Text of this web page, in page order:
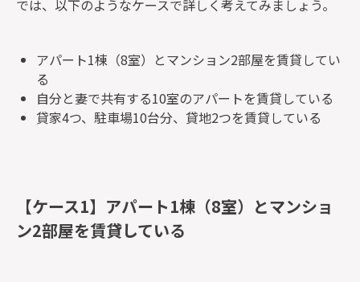
では、以下のようなケースで詳しく考えてみましょう。
アパート1棟（8室）とマンション2部屋を賃貸してい
る
自分と妻で共有する10室のアパートを賃貸している
貸家4つ、駐車場10台分、貸地2つを賃貸している
【ケース1】アパート1棟（8室）とマンショ
ン2部屋を賃貸している